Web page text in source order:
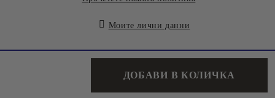
Моите лични данни